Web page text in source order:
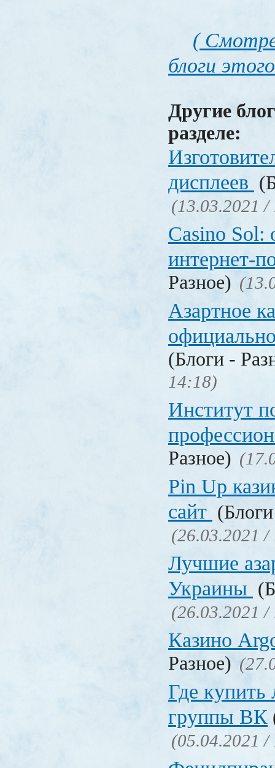
(
блоги
Другие
разделе:
дисплеев
(13.03.2021 /
Casino Sol:
интернет-
Разное)
Азартное
(Блоги -
14:18)
Институт
Разное)
Pin Up
сайт
(26.03.2021 /
Лучшие
Украины
(26.03.2021 /
Казино
Разное)
Где купить
группы ВК
(05.04.2021 /